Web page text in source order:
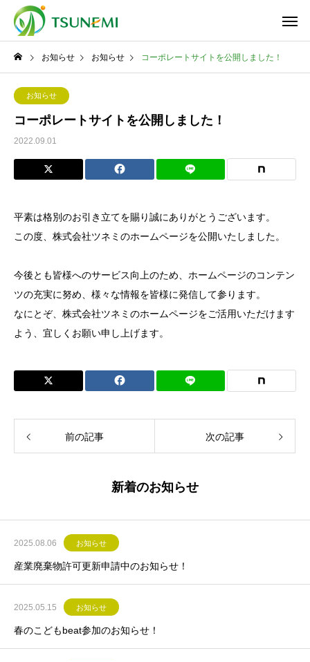
お知らせ お知らせ コーポレートサイトを公開しました！
お知らせ
コーポレートサイトを公開しました！
2022.09.01
平素は格別のお引き立てを賜り誠にありがとうございます。
この度、株式会社ツネミのホームページを公開いたしました。
今後とも皆様へのサービス向上のため、ホームページのコンテン
ツの充実に努め、様々な情報を皆様に発信して参ります。
なにとぞ、株式会社ツネミのホームページをご活用いただけます
よう、宜しくお願い申し上げます。
前の記事 次の記事
新着のお知らせ
2025.08.06 お知らせ
産業廃棄物許可更新申請中のお知らせ！
2025.05.15 お知らせ
春のこどもbeat参加のお知らせ！